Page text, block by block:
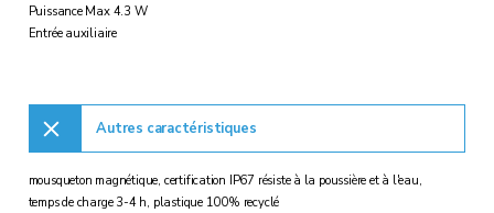
Puissance Max 4.3 W
Entrée auxiliaire
Autres caractéristiques
mousqueton magnétique, certification IP67 résiste à la poussière et à l'eau,
temps de charge 3-4 h, plastique 100% recyclé